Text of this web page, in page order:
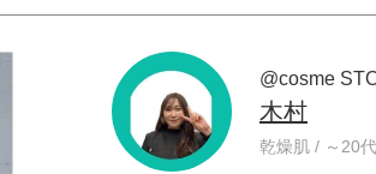
@cosme
木村
乾燥肌 / ～20